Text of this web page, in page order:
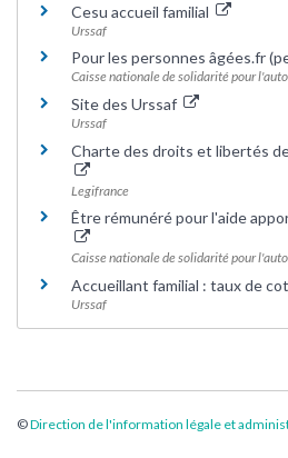
Cesu accueil familial
Urssaf
Pour les personnes âgées.fr
Caisse nationale de solidarité pour
Site des Urssaf
Urssaf
Charte des droits et libertés
Legifrance
Être rémunéré pour l'aide
Caisse nationale de solidarité pour
Accueillant familial : taux de
Urssaf
©Direction de l'information légale et